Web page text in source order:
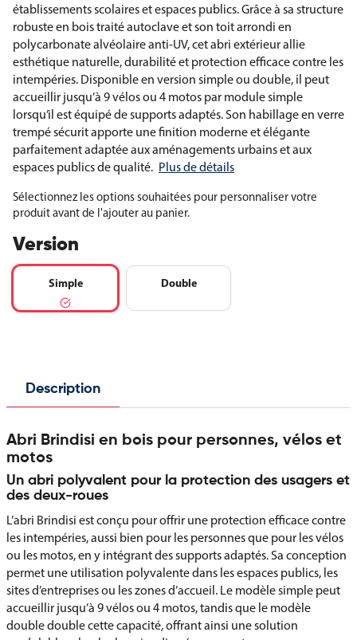
établissements scolaires et espaces publics. Grâce à sa structure
robuste en bois traité autoclave et son toit arrondi en
polycarbonate alvéolaire anti-UV, cet abri extérieur allie
esthétique naturelle, durabilité et protection efficace contre les
intempéries. Disponible en version simple ou double, il peut
accueillir jusqu’à 9 vélos ou 4 motos par module simple
lorsqu’il est équipé de supports adaptés. Son habillage en verre
trempé sécurit apporte une finition moderne et élégante
parfaitement adaptée aux aménagements urbains et aux
espaces publics de qualité. Plus de détails
Sélectionnez les options souhaitées pour personnaliser votre
produit avant de l'ajouter au panier.
Version
Simple Double
Description
Abri Brindisi en bois pour personnes, vélos et
motos
Un abri polyvalent pour la protection des usagers et
des deux-roues
L’abri Brindisi est conçu pour offrir une protection efficace contre
les intempéries, aussi bien pour les personnes que pour les vélos
ou les motos, en y intégrant des supports adaptés. Sa conception
permet une utilisation polyvalente dans les espaces publics, les
sites d’entreprises ou les zones d’accueil. Le modèle simple peut
accueillir jusqu’à 9 vélos ou 4 motos, tandis que le modèle
double double cette capacité, offrant ainsi une solution